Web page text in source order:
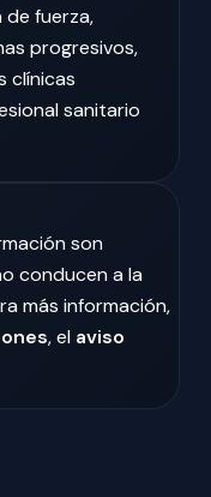
fuerza,
progresivos,
clínicas
sanitario
son
conducen a la
más información,
, el aviso